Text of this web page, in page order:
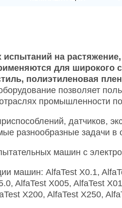
на
для широкого
полиэтиленовая
позволяет
промышленности
датчиков,
разнообразные задачи в
машин с
машин: AlfaTest X0.1,
AlfaTest X005, AlfaTest
X200, AlfaTest X250,